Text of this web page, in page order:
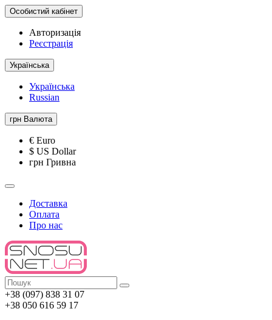
Особистий кабінет
Авторизація
Реєстрація
Українська
Українська
Russian
грн Валюта
€ Euro
$ US Dollar
грн Гривна
Доставка
Оплата
Про нас
+38 (097) 838 31 07
+38 050 616 59 17